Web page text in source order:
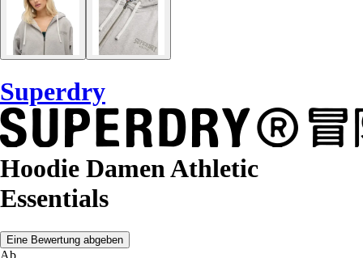
Superdry
Hoodie Damen Athletic
Essentials
Eine Bewertung abgeben
Ab